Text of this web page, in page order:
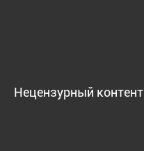
Нецензурный контент